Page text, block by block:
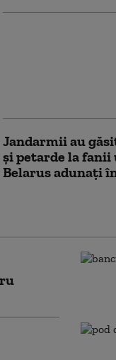
Jandarmii au
și petarde la
Belarus adunați